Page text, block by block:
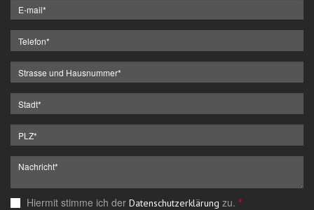
Hiermit stimme ich der Datenschutzerklärung zu. *